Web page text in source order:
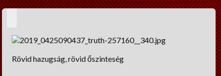
Ünnepek
Dia konyhája
A nagy fogyidráma
Rövid hazugság, rövid őszinteség